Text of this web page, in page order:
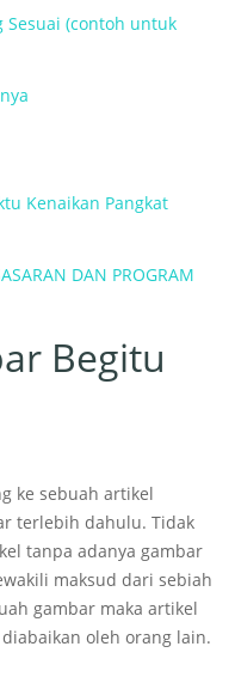
Sesuai (contoh untuk
Kenaikan Pangkat
DAN PROGRAM
Begitu
ke sebuah artikel
terlebih dahulu. Tidak
tanpa adanya gambar
maksud dari sebiah
gambar maka artikel
oleh orang lain.